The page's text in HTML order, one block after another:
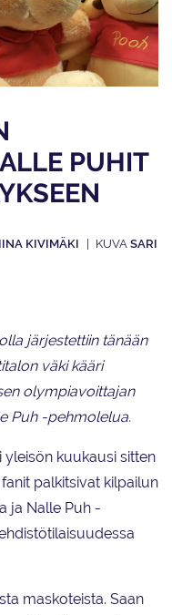
PUHIT
KIVIMÄKI
SARI
järjestettiin tänään
väki kääri
olympiavoittajan
Puh -pehmolelua.
yleisön kuukausi sitten
fanit palkitsivat kilpailun
ja Nalle Puh -
maskoteista. Saan